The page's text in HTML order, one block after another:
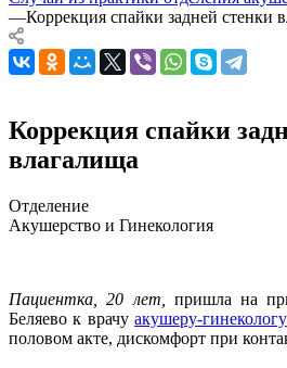
—Коррекция спайки задней стенки
Коррекция спайки
влагалища
Отделение
Акушерство и Гинекология
Пациентка, 20 лет,
пришла на
Беляево к врачуакушеру-гинекологу
половом акте, дискомфорт при